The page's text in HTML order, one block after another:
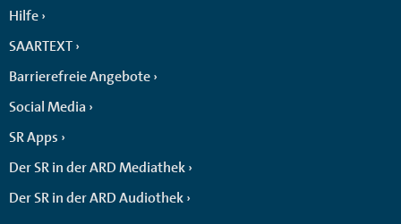
Hilfe
SAARTEXT
Barrierefreie Angebote
Social Media
SR Apps
Der SR in der ARD Mediathek
Der SR in der ARD Audiothek